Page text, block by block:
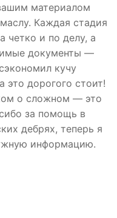
материалом
Каждая стадия
четко и по делу, а
документы —
кучу
это дорогого стоит!
о сложном — это
за помощь в
дебрях, теперь я
информацию.